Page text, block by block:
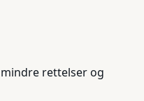
rettelser og